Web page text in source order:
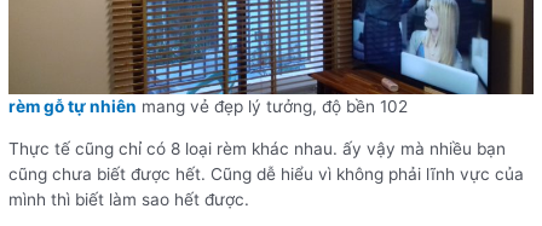
rèm gỗ tự nhiên mang vẻ đẹp lý tưởng, độ bền 102
Thực tế cũng chỉ có 8 loại rèm khác nhau. ấy vậy mà nhiều bạn
cũng chưa biết được hết. Cũng dễ hiểu vì không phải lĩnh vực của
mình thì biết làm sao hết được.